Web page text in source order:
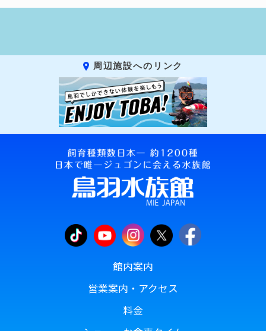
周辺施設へのリンク
館内案内
営業案内・アクセス
料金